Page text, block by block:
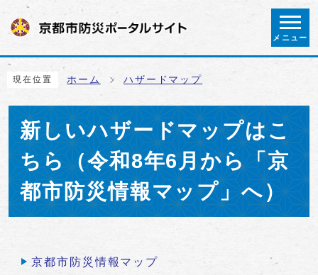
ページの先頭です
メニュー
ここから本文です
現在位置 ホーム ハザードマップ
新しいハザードマップはこ
ちら（令和8年6月から「京
都市防災情報マップ」へ）
メインメニュー
京都市防災情報マップ